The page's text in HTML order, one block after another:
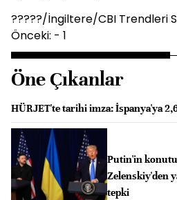
?????/İngiltere/CBI Trendleri
Önceki: - 1
Öne Çıkanlar
HÜRJET'te tarihi imza: İspanya'ya
Putin'in
Zelenskiy'den
tepki